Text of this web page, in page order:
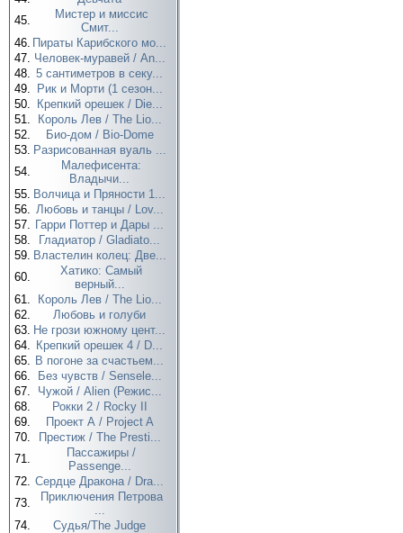
45.
Мистер и миссис
Смит...
46. Пираты Карибского мо...
47. Человек-муравей / An...
48. 5 сантиметров в секу...
49.
Рик и Морти (1 сезон...
50.
Крепкий орешек / Die...
51.
Король Лев / The Lio...
52.
Био-дом / Bio-Dome
53. Разрисованная вуаль ...
54.
Малефисента:
Владычи...
55. Волчица и Пряности 1...
56. Любовь и танцы / Lov...
57. Гарри Поттер и Дары ...
58.
Гладиатор / Gladiato...
59. Властелин колец: Две...
60.
Хатико: Самый
верный...
61.
Король Лев / The Lio...
62.
Любовь и голуби
63. Не грози южному цент...
64. Крепкий орешек 4 / D...
65. В погоне за счастьем...
66.
Без чувств / Sensele...
67.
Чужой / Alien (Режис...
68.
Рокки 2 / Rocky II
69.
Проект А / Project A
70.
Престиж / The Presti...
71.
Пассажиры /
Passenge...
72. Сердце Дракона / Dra...
73.
Приключения Петрова
...
74.
Судья/The Judge